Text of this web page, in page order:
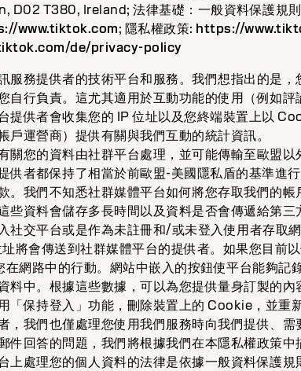
D02 T380, Ireland; 法律基礎：一般資料保護規
www.tiktok.com; 隱私權政策: https://
de/privacy-policy
服務提供者的技術平台和服務。我們想指出的是
自行負責。這尤其適用於互動功能的使用（例如
提供者會收集您的 IP 位址以及您終端裝置上以
戶運營商）提供有關與我們互動的統計資訊。
關您的資料由社群平台處理，並可能傳輸至歐盟
供者都保持了相當於前歐盟-美國隱私盾的基準進
。我們不知悉社群媒體平台如何將您存取我們的
些資料會儲存多長時間以及資料是否會傳遞給第
社交平台或是作為未註冊和/或未登入使用者存取
將會傳送到社群媒體平台的提供者。如果您目前
網路中的行動。網站中嵌入的按鈕使平台能夠記
料中。根據這些數據，可以為您提供量身訂製的
「保持登入」功能，刪除裝置上的 Cookie，並重
，我們也僅處理您使用我們服務時向我們提供、
件回答的問題，我們將根據我們在本隱私權政策
上處理您的個人資料的法律是依據一般資料保護規